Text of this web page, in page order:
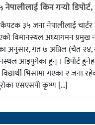
किन गर्‍यो डिपोर्ट,
३५ जना नेपालीलाई चार्टर
विमानस्थल अध्यागमन प्रमुख
अनुसार, गत ७ अप्रिल (चैत
आइपुगेका हुन् । डिपोर्ट
भिसामा गएका २ जना
एसएसपी कृष्ण […]